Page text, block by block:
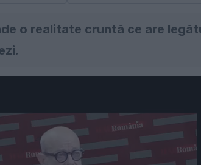
o realitate cruntă ce are